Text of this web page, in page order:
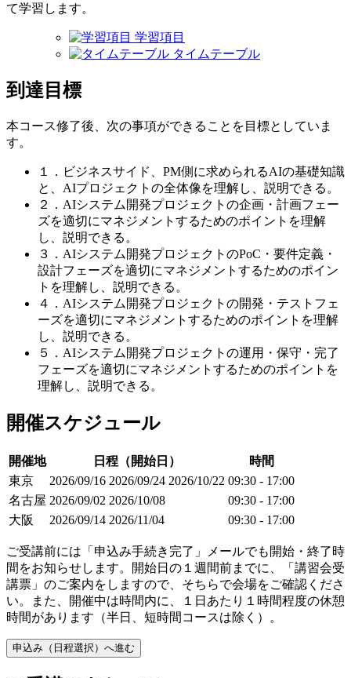
て学習します。
学習項目
タイムテーブル
到達目標
本コース修了後、次の事項ができることを目標としていま
す。
１．ビジネスサイド、PM側に求められるAIの基礎知識
と、AIプロジェクトの全体像を理解し、説明できる。
２．AIシステム開発プロジェクトの企画・計画フェー
ズを適切にマネジメントするためのポイントを理解
し、説明できる。
３．AIシステム開発プロジェクトのPoC・要件定義・
設計フェーズを適切にマネジメントするためのポイン
トを理解し、説明できる。
４．AIシステム開発プロジェクトの開発・テストフェ
ーズを適切にマネジメントするためのポイントを理解
し、説明できる。
５．AIシステム開発プロジェクトの運用・保守・完了
フェーズを適切にマネジメントするためのポイントを
理解し、説明できる。
開催スケジュール
開催地 日程（開始日）
時間
東京
2026/09/16 2026/09/24 2026/10/22 09:30 - 17:00
名古屋 2026/09/02 2026/10/08
09:30 - 17:00
大阪
2026/09/14 2026/11/04 09:30 - 17:00
ご受講前には「申込み手続き完了」メールでも開始・終了時
間をお知らせします。開始日の１週間前までに、「講習会受
講票」のご案内をしますので、そちらで会場をご確認くださ
い。また、開催中は時間内に、１日あたり１時間程度の休憩
時間があります（半日、短時間コースは除く）。
申込み（日程選択）へ進む